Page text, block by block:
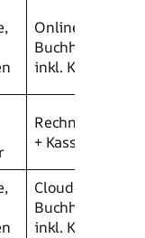
Online-
Buchhaltung
inkl.
+ Kassenbuch
Cloud-
Buchhaltung
inkl.